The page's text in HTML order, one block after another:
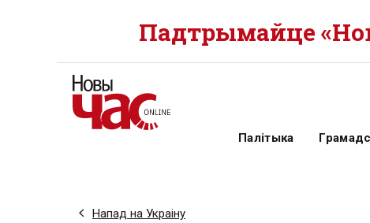
Падтрымайце
Палітыка
Напад на Украіну